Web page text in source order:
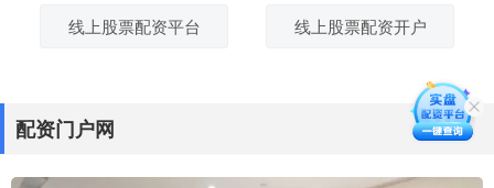
线上股票配资平台 线上股票配资开户
配资门户网